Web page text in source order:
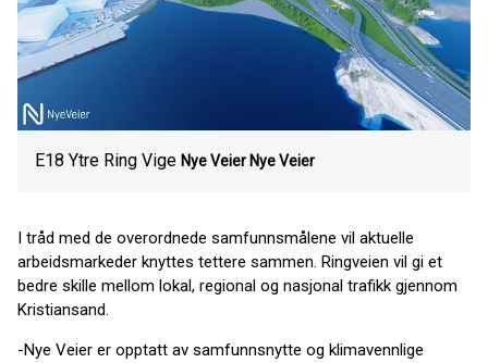
E18 Ytre Ring Vige Nye Veier Nye Veier
I tråd med de overordnede samfunnsmålene vil aktuelle
arbeidsmarkeder knyttes tettere sammen. Ringveien vil gi et
bedre skille mellom lokal, regional og nasjonal trafikk gjennom
Kristiansand.
-Nye Veier er opptatt av samfunnsnytte og klimavennlige